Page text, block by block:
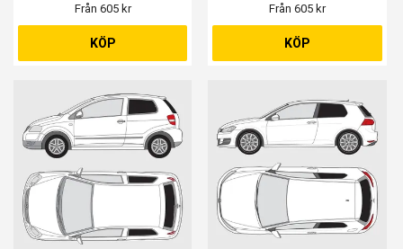
Från 605 kr
KÖP
Från 605 kr
KÖP